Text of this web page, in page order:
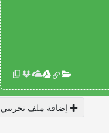
إضافة ملف تجريبي